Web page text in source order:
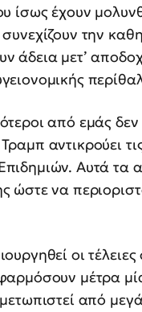
ίσως έχουν
την
άδεια μετ’
από εμάς
αντικρούει
Αυτά τα
ώστε να
οι
μέτρα
από